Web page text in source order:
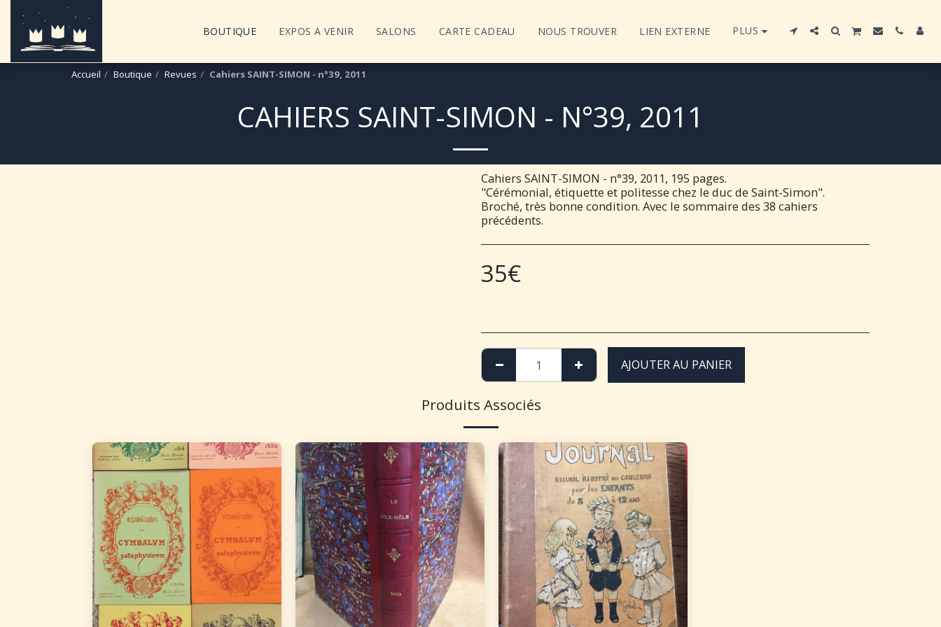
BOUTIQUE EXPOS A VENIR SALONS CARTE CADEAU NOUS TROUVER LIEN EXTERNE PLUS
Accueil Boutique Revues Cahiers SAINT-SIMON - n°39, 2011
CAHIERS SAINT-SIMON - N°39, 2011
Cahiers SAINT-SIMON - n°39, 2011, 195 pages.
"Cérémonial, étiquette et politesse chez le duc de Saint-Simon".
Broché, très bonne condition. Avec le sommaire des 38 cahiers
précédents.
35€
AJOUTER AU PANIER
Produits Associés